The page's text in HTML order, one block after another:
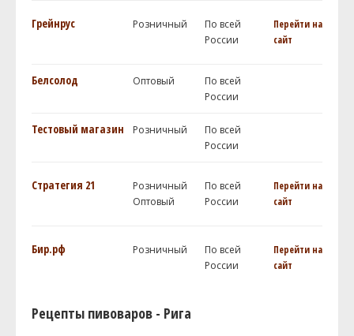
Грейнрус Розничный
По всей
России
Перейти на
сайт
Белсолод Оптовый
По всей
России
Тестовый магазин Розничный
По всей
России
Стратегия 21
Розничный
Оптовый
По всей
России
Перейти на
сайт
Бир.рф Розничный
По всей
России
Перейти на
сайт
Рецепты пивоваров - Рига